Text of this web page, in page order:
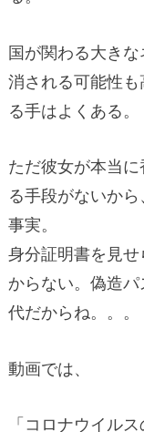
国が関わる大き
消される可能性
る手はよくある。
ただ彼女が本当
る手段がないか
事実。
身分証明書を見
からない。偽造
代だからね。。。
動画では、
「コロナウイル